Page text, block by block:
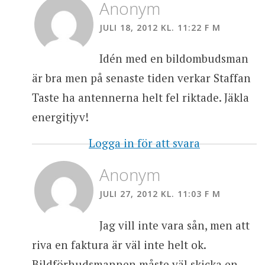
Anonym
JULI 18, 2012 KL. 11:22 F M
Idén med en bildombudsman
är bra men på senaste tiden verkar Staffan
Taste ha antennerna helt fel riktade. Jäkla
energitjyv!
Logga in för att svara
Anonym
JULI 27, 2012 KL. 11:03 F M
Jag vill inte vara sån, men att
riva en faktura är väl inte helt ok.